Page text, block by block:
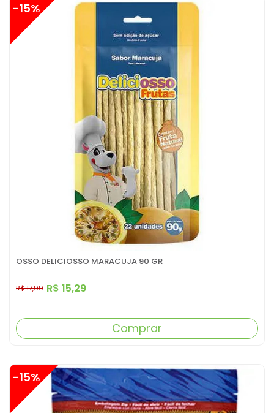
OSSO DELICIOSSO MARACUJA 90 GR
R$ 15,29
R$ 17,99
-15%
Comprar
-15%